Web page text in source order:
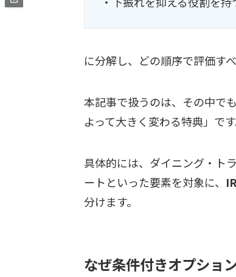
に分解し、どの順序で評価す
本記事で扱うのは、その中でも
よって大きく変わる特典」です
具体的には、ダイニング・ト
ートといった要素を対象に、
分けます。
なぜ条件付きオプショ